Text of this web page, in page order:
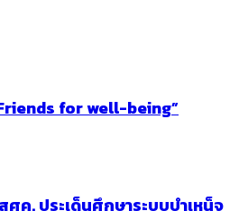
for well-being”
ศค. ประเด็นศึกษาระบบบำเหน็จ